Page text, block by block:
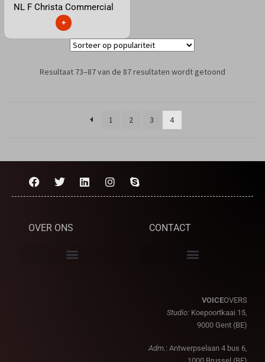
NL F Christa Commercial
+
Resultaat 73–87 van de 87 resultaten wordt getoond
1 2 3 4
OVER ONS CONTACT
VOICEOVERS
Studio: Koepoortkaai 15,
9000 Gent (BE)
Adm.: Antwerpselaan 4 bus 6,